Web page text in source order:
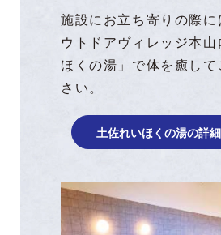
施設にお立ち寄りの際に
ウトドアヴィレッジ本
ほくの湯」で体を癒し
さい。
土佐れいほくの湯の詳